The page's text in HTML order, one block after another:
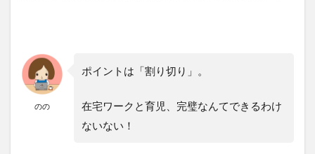
のの
ポイントは「割り切り」。
在宅ワークと育児、完璧なんてできるわけ
ないない！